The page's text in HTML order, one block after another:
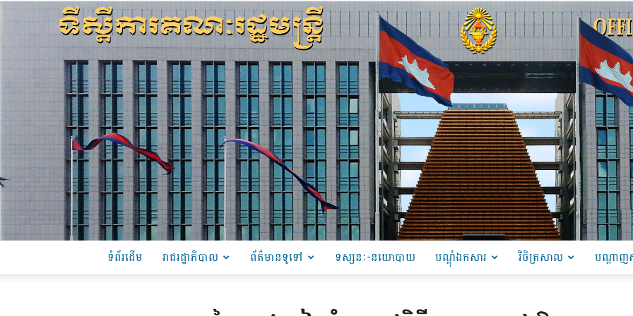
ទំព័រដើម រាជរដ្ឋាភិបាល ព័ត៌មានទូទៅ ទស្សនៈ-នយោបាយ បណ្ដុំឯកសារ វិចិត្រសាល បណ្តាញ